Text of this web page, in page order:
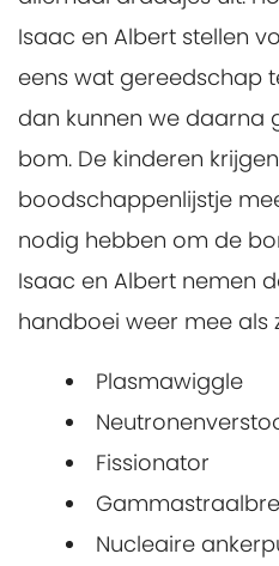
Isaac en Albert stellen
eens wat gereedschap
dan kunnen we daarna
bom. De kinderen
boodschappenlijstje
nodig hebben om de
Isaac en Albert nemen
handboei weer mee als
Plasmawiggle
Fissionator
Nucleaire